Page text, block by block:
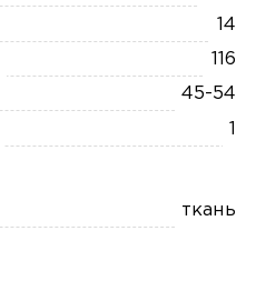
14
116
45-54
1
ткань